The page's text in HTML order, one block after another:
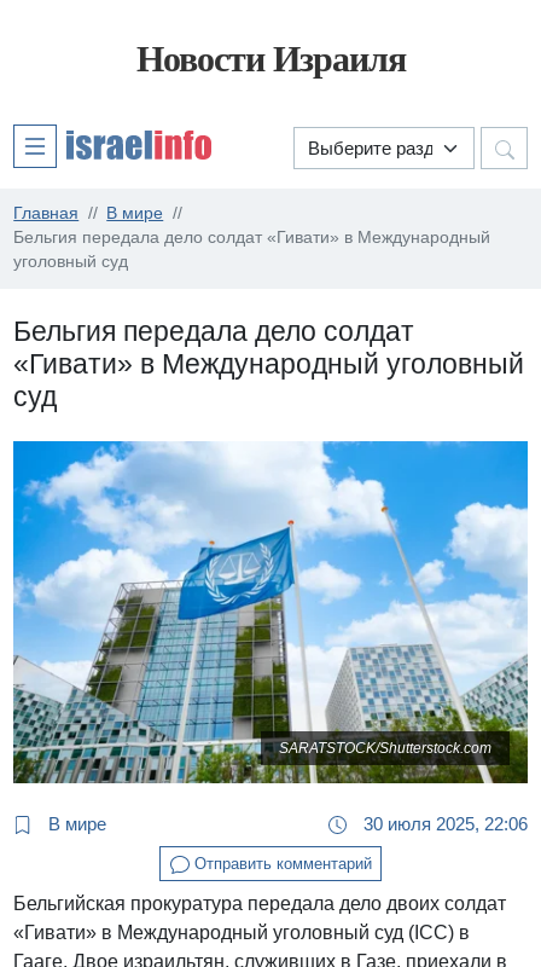
Новости Израиля
Главная
В мире
Бельгия передала дело солдат «Гивати» в Международный
уголовный суд
Бельгия передала дело солдат
«Гивати» в Международный уголовный
суд
SARATSTOCK/Shutterstock.com
В мире 30 июля 2025, 22:06
Отправить комментарий
Бельгийская прокуратура передала дело двоих солдат
«Гивати» в Международный уголовный суд (ICC) в
Гааге. Двое израильтян, служивших в Газе, приехали в